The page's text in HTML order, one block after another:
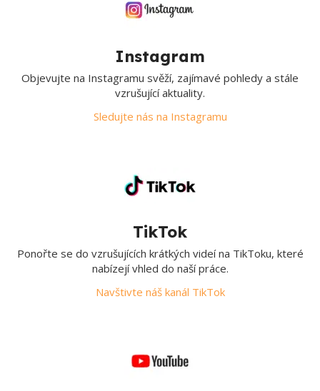
Instagram
Objevujte na Instagramu svěží, zajímavé pohledy a stále
vzrušující aktuality.
Sledujte nás na Instagramu
TikTok
Ponořte se do vzrušujících krátkých videí na TikToku, které
nabízejí vhled do naší práce.
Navštivte náš kanál TikTok